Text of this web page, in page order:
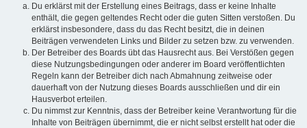
Du erklärst mit der Erstellung eines Beitrags, dass er keine Inhalte
enthält, die gegen geltendes Recht oder die guten Sitten verstoßen. Du
erklärst insbesondere, dass du das Recht besitzt, die in deinen
Beiträgen verwendeten Links und Bilder zu setzen bzw. zu verwenden.
Der Betreiber des Boards übt das Hausrecht aus. Bei Verstößen gegen
diese Nutzungsbedingungen oder anderer im Board veröffentlichten
Regeln kann der Betreiber dich nach Abmahnung zeitweise oder
dauerhaft von der Nutzung dieses Boards ausschließen und dir ein
Hausverbot erteilen.
Du nimmst zur Kenntnis, dass der Betreiber keine Verantwortung für die
Inhalte von Beiträgen übernimmt, die er nicht selbst erstellt hat oder die